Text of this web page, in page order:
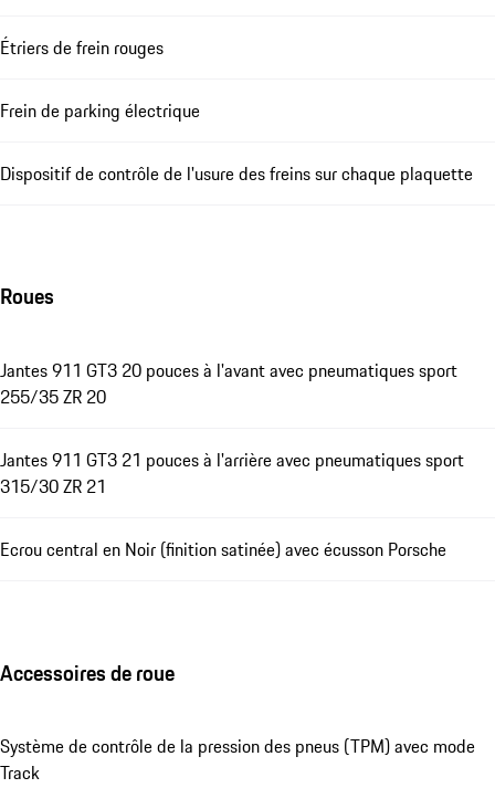
Étriers de frein rouges
Frein de parking électrique
Dispositif de contrôle de l'usure des freins sur chaque plaquette
Roues
Jantes 911 GT3 20 pouces à l'avant avec pneumatiques sport
255/35 ZR 20
Jantes 911 GT3 21 pouces à l'arrière avec pneumatiques sport
315/30 ZR 21
Ecrou central en Noir (finition satinée) avec écusson Porsche
Accessoires de roue
Système de contrôle de la pression des pneus (TPM) avec mode
Track